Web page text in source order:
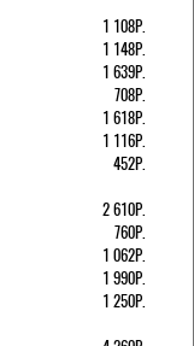
1 108Р.
1 148Р.
1 639Р.
708Р.
1 618Р.
1 116Р.
452Р.
2 610Р.
760Р.
1 062Р.
1 990Р.
1 250Р.